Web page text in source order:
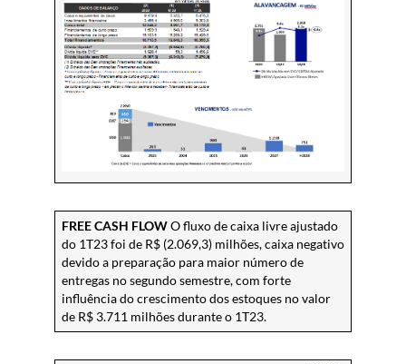
FREE CASH FLOWO fluxo de caixa livre ajustado
do 1T23 foi de R$ (2.069,3) milhões, caixa negativo
devido a preparação para maior número de
entregas no segundo semestre, com forte
influência do crescimento dos estoques no valor
de R$ 3.711 milhões durante o 1T23.